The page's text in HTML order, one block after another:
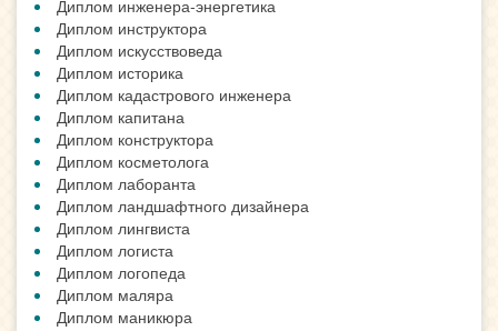
Диплом инженера-энергетика
Диплом инструктора
Диплом искусствоведа
Диплом историка
Диплом кадастрового инженера
Диплом капитана
Диплом конструктора
Диплом косметолога
Диплом лаборанта
Диплом ландшафтного дизайнера
Диплом лингвиста
Диплом логиста
Диплом логопеда
Диплом маляра
Диплом маникюра